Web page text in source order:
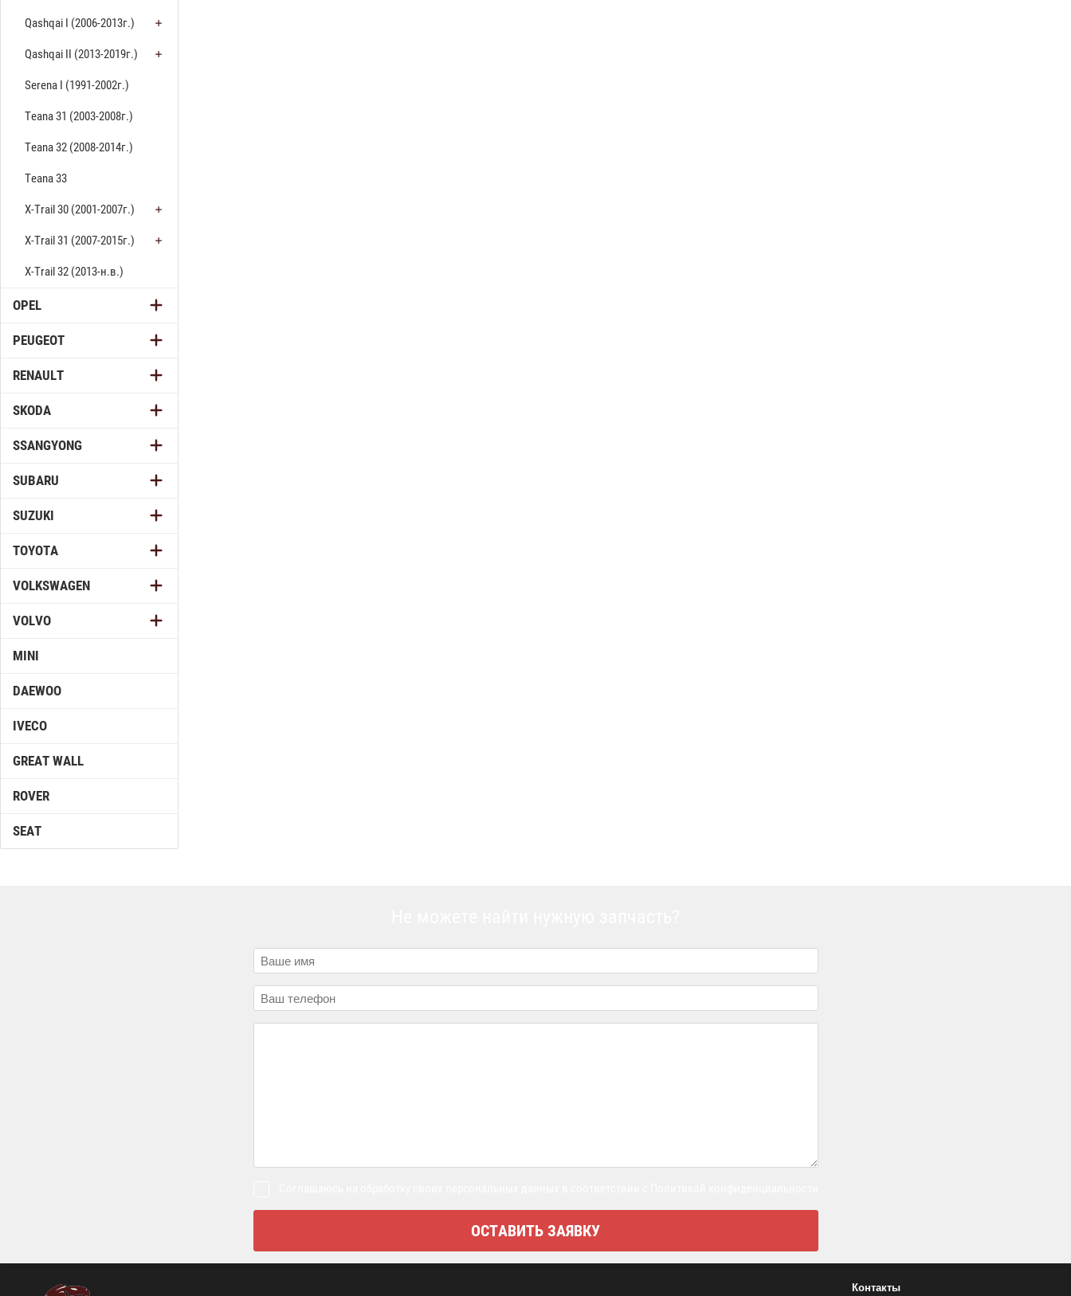
Qashqai I (2006-2013г.)
Qashqai II (2013-2019г.)
Serena I (1991-2002г.)
Teana 31 (2003-2008г.)
Teana 32 (2008-2014г.)
Teana 33
X-Trail 30 (2001-2007г.)
X-Trail 31 (2007-2015г.)
X-Trail 32 (2013-н.в.)
OPEL
PEUGEOT
RENAULT
SKODA
SSANGYONG
SUBARU
SUZUKI
TOYOTA
VOLKSWAGEN
VOLVO
MINI
DAEWOO
IVECO
GREAT WALL
ROVER
SEAT
Контакты